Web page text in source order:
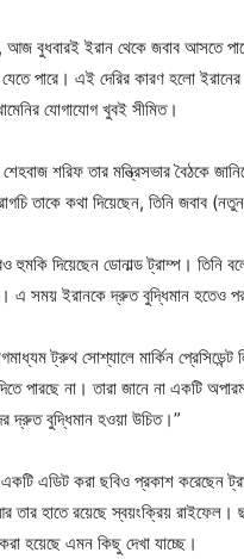
আজ বুধবারই ইরান থেকে জবাব আসতে
পারে। এই দেরির কারণ হলো
যোগাযোগ খুবই সীমিত।
শেহবাজ শরিফ তার মন্ত্রিসভার বৈঠকে
তাকে কথা দিয়েছেন, তিনি জবাব
দিয়েছেন ডোনাল্ড ট্রাম্প। তিনি
এ সময় ইরানকে দ্রুত বুদ্ধিমান হতেও
ট্রুথ সোশ্যালে মার্কিন প্রেসিডেন্ট
পারছে না। তারা জানে না একটি
দ্রুত বুদ্ধিমান হওয়া উচিত।”
এডিট করা ছবিও প্রকাশ করেছেন
তার হাতে রয়েছে স্বয়ংক্রিয় রাইফেল।
হয়েছে এমন কিছু দেখা যাচ্ছে।